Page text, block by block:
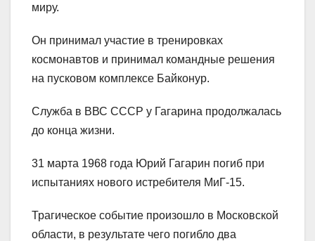
миру.
Он принимал участие в тренировках
космонавтов и принимал командные решения
на пусковом комплексе Байконур.
Служба в ВВС СССР у Гагарина продолжалась
до конца жизни.
31 марта 1968 года Юрий Гагарин погиб при
испытаниях нового истребителя МиГ-15.
Трагическое событие произошло в Московской
области, в результате чего погибло два